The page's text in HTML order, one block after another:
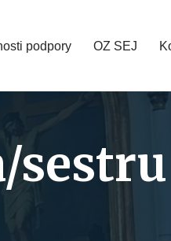
podpory OZ SEJ